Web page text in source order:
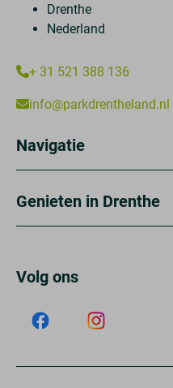
Drenthe
Nederland
+ 31 521 388 136
info@parkdrentheland.nl
Navigatie
Genieten in Drenthe
Volg ons